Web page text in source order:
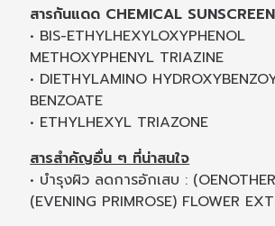
สารกันแดด CHEMICAL
• BIS-ETHYLHEXYLOXYPHENOL
METHOXYPHENYL TRIAZINE
• DIETHYLAMINO
BENZOATE
• ETHYLHEXYL TRIAZONE
สารสำคัญอื่น ๆ ที่น่าสนใจ
• บำรุงผิว ลดการอักเสบ :
(EVENING PRIMROSE) FLOWER